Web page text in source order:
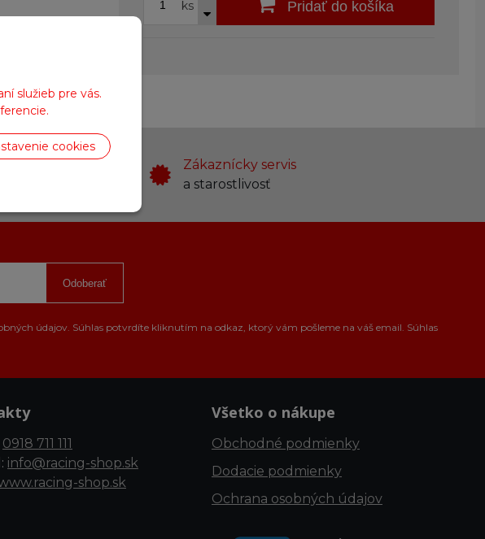
služieb pre vás.
cookies
ks Pridať do košíka
na sklade
Zákaznícky servis
a starostlivosť
Odoberať
údajov. Súhlas potvrdíte kliknutím na odkaz, ktorý vám pošleme na váš email. Súhlas
0918 711 111
info@racing-shop.sk
shop.sk
Všetko o nákupe
Obchodné podmienky
Dodacie podmienky
Ochrana osobných údajov